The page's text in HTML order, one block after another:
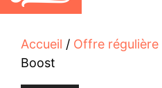
Accueil / Offre régulière
Boost